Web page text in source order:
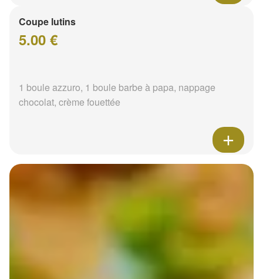
Coupe lutins
5.00 €
1 boule azzuro, 1 boule barbe à papa, nappage
chocolat, crème fouettée